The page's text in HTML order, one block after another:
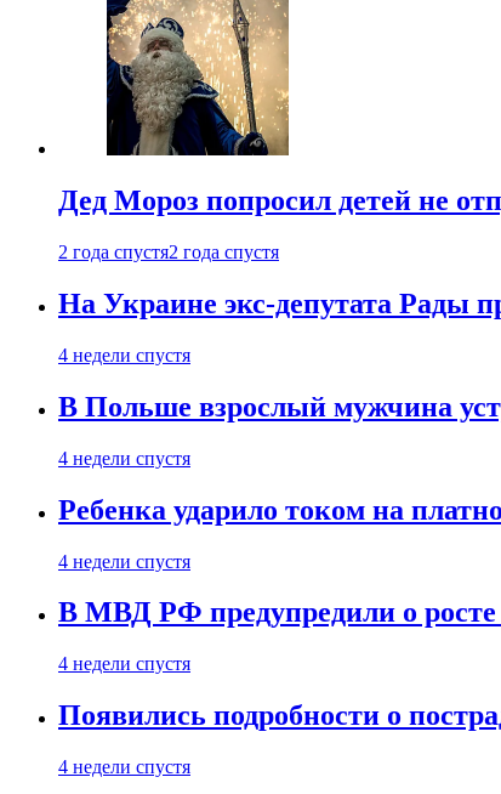
Дед Мороз попросил детей не
2 года спустя2 года спустя
На Украине экс-депутата Рады
4 недели спустя
В Польше взрослый мужчина
4 недели спустя
Ребенка ударило током на
4 недели спустя
В МВД РФ предупредили о росте
4 недели спустя
Появились подробности о
4 недели спустя